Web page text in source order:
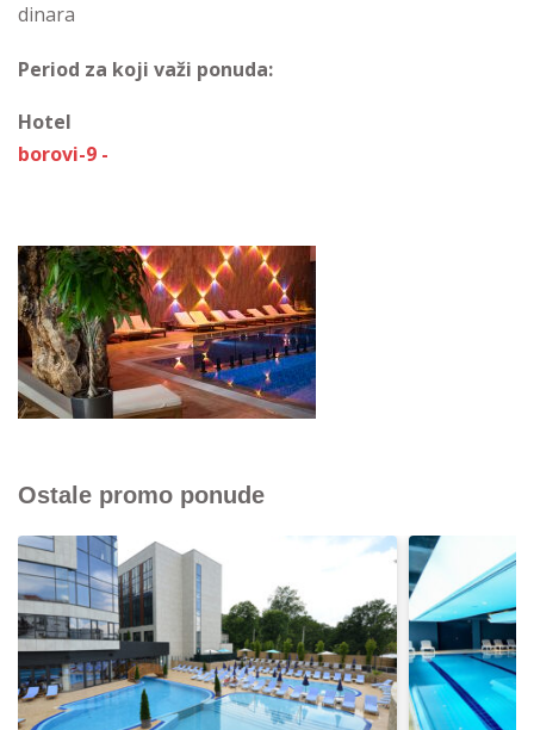
dinara
Period za koji važi ponuda:
Hotel
borovi-9 -
Ostale promo ponude